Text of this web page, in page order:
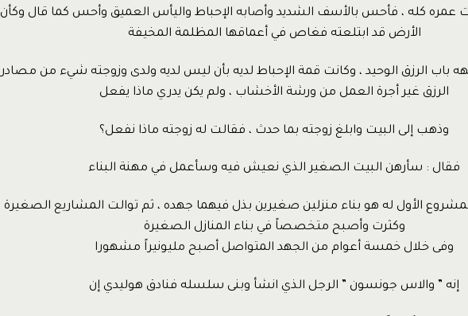
كله ، فأحس بالأسف الشديد وأصابه الإحباط واليأس العميق وأحس كما قال وكأن
الأرض قد ابتلعته فغاص في أعماقها المظلمة المخيفة
باب الرزق الوحيد ، وكانت قمة الإحباط لديه بأن ليس لديه ولدى وزوجته شيء من مصادر
الرزق غير أجرة العمل من ورشة الأخشاب ، ولم يكن يدري ماذا يفعل
وذهب إلى البيت وابلغ زوجته بما حدث ، فقالت له زوجته ماذا نفعل؟
فقال : سأرهن البيت الصغير الذي نعيش فيه وسأعمل في مهنة البناء
الأول له هو بناء منزلين صغيرين بذل فيهما جهده ، ثم توالت المشاريع الصغيرة
وكثرت وأصبح متخصصاً في بناء المنازل الصغيرة
وفى خلال خمسة أعوام من الجهد المتواصل أصبح مليونيراً مشهورا
إنه ” والاس جونسون ” الرجل الذي انشأ وبنى سلسله فنادق هوليدي إن